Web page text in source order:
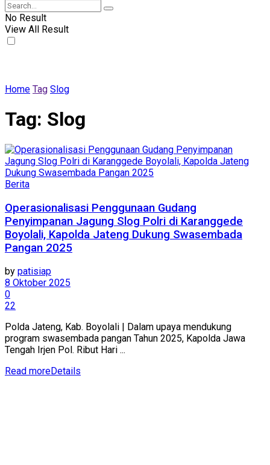
No Result
View All Result
Home Tag Slog
Tag: Slog
Berita
Operasionalisasi Penggunaan Gudang
Penyimpanan Jagung Slog Polri di Karanggede
Boyolali, Kapolda Jateng Dukung Swasembada
Pangan 2025
by patisiap
8 Oktober 2025
0
22
Polda Jateng, Kab. Boyolali | Dalam upaya mendukung
program swasembada pangan Tahun 2025, Kapolda Jawa
Tengah Irjen Pol. Ribut Hari ...
Read moreDetails